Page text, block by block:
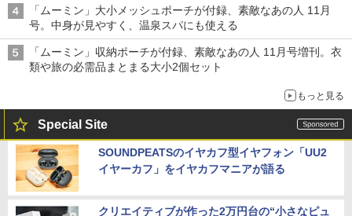
「ムーミン」大小メッシュポーチが付録、素敵なあの人 11月
号。中身が見やすく、温泉スパにも使える
「ムーミン」収納ポーチが付録、素敵なあの人 11月号増刊。衣
類や旅の必需品まとまる大小2個セット
もっと見る
Special Site
SOUNDPEATSのイヤカフ型イヤフォン「UU2
イヤーカフ」をイヤカフマニアが語る
クリエイティブが作った2万円台の“小さなピュ